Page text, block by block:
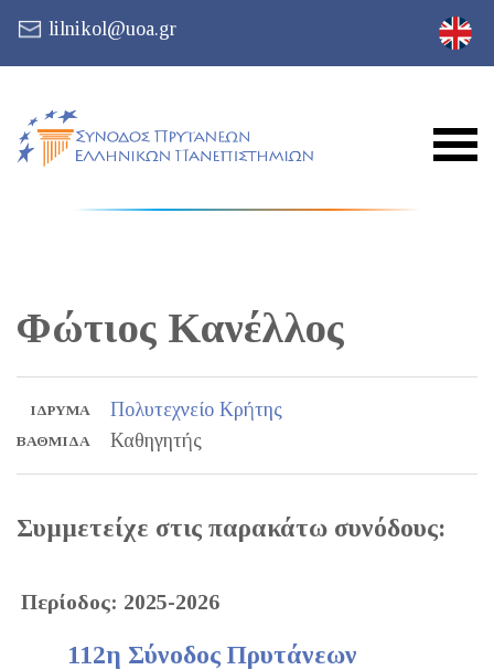
lilnikol@uoa.gr
Φώτιος Κανέλλος
ΊΔΡΥΜΑ Πολυτεχνείο Κρήτης
ΒΑΘΜΊΔΑ Καθηγητής
Συμμετείχε στις παρακάτω συνόδους:
Περίοδος: 2025-2026
112η Σύνοδος Πρυτάνεων